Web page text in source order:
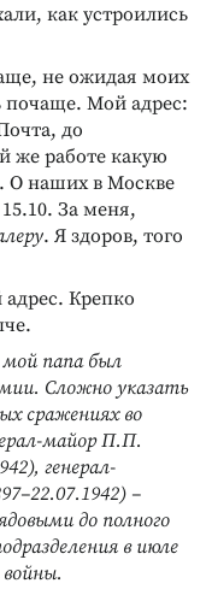
как устроились
не ожидая моих
почаще. Мой адрес:
до
же работе какую
О наших в Москве
За меня,
. Я здоров, того
Крепко
папа был
Сложно указать
сражениях во
майор П.П.
генерал-
–
до полного
в июле
войны.